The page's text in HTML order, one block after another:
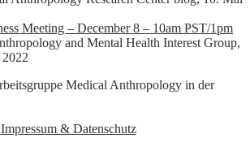
Meeting – December 8 – 10am PST/1pm
and Mental Health Interest Group,
Medical Anthropology in der
Impressum & Datenschutz